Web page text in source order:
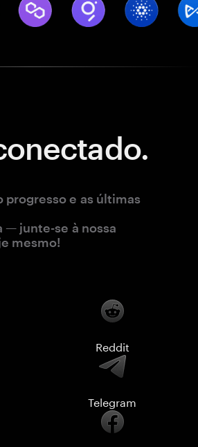
progresso e as últimas
— junte-se à nossa
mesmo!
Reddit
Telegram